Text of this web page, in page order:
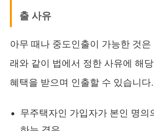
출 사유
아무 때나 중도인출이 가능한 것은
래와 같이 법에서 정한 사유에 해
혜택을 받으며 인출할 수 있습니다.
무주택자인 가입자가 본인 명의